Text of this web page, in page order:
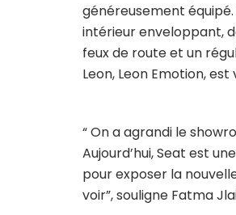
généreusement
intérieur enveloppant,
feux de route et un
Leon, Leon Emotion, est
“ On a agrandi le
Aujourd’hui, Seat est
pour exposer la
voir”, souligne Fatma